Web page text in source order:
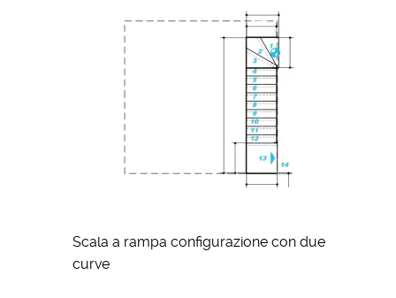
Scala a rampa configurazione con due
curve